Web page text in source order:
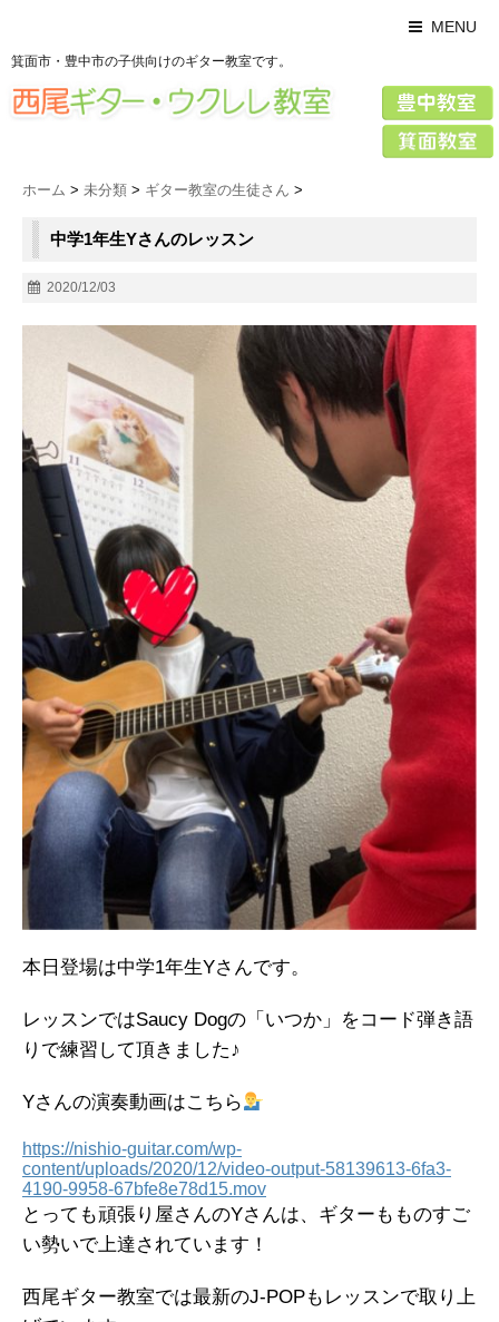
MENU
箕面市・豊中市の子供向けのギター教室です。
ホーム > 未分類 > ギター教室の生徒さん >
中学1年生Yさんのレッスン
2020/12/03
本日登場は中学1年生Yさんです。
レッスンではSaucy Dogの「いつか」をコード弾き語
りで練習して頂きました♪
Yさんの演奏動画はこちら
https://nishio-guitar.com/wp-
content/uploads/2020/12/video-output-58139613-6fa3-
4190-9958-67bfe8e78d15.mov
とっても頑張り屋さんのYさんは、ギターもものすご
い勢いで上達されています！
西尾ギター教室では最新のJ-POPもレッスンで取り上